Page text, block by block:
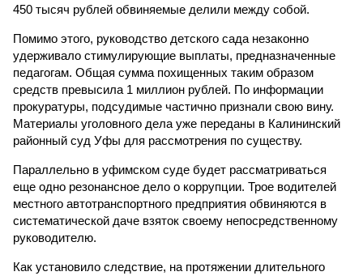
450 тысяч рублей обвиняемые делили между собой.
Помимо этого, руководство детского сада незаконно
удерживало стимулирующие выплаты, предназначенные
педагогам. Общая сумма похищенных таким образом
средств превысила 1 миллион рублей. По информации
прокуратуры, подсудимые частично признали свою вину.
Материалы уголовного дела уже переданы в Калининский
районный суд Уфы для рассмотрения по существу.
Параллельно в уфимском суде будет рассматриваться
еще одно резонансное дело о коррупции. Трое водителей
местного автотранспортного предприятия обвиняются в
систематической даче взяток своему непосредственному
руководителю.
Как установило следствие, на протяжении длительного